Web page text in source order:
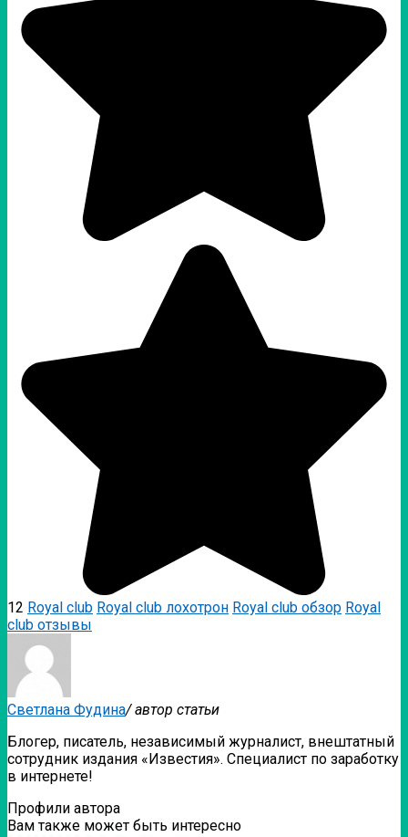
12 Royal club Royal club лохотрон Royal club обзор Royal
club отзывы
Светлана Фудина/ автор статьи
Блогер, писатель, независимый журналист, внештатный
сотрудник издания «Известия». Специалист по заработку
в интернете!
Профили автора
Вам также может быть интересно